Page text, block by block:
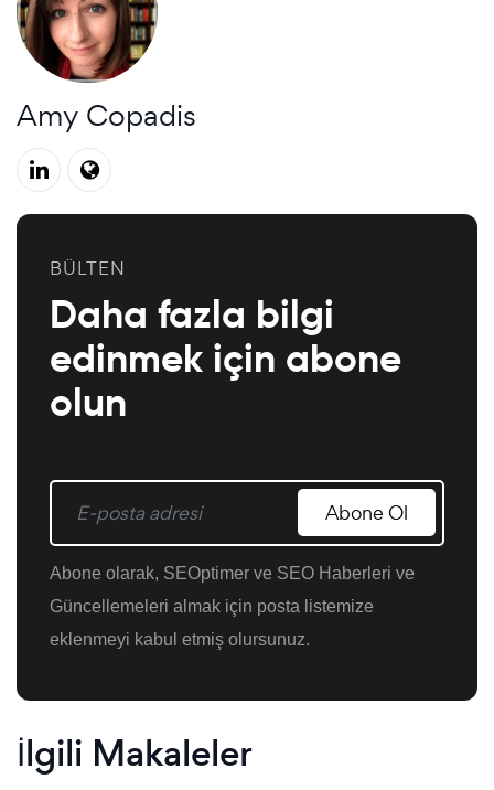
Amy Copadis
BÜLTEN
Daha fazla bilgi
edinmek için abone
olun
Abone Ol
Abone olarak, SEOptimer ve SEO Haberleri ve
Güncellemeleri almak için posta listemize
eklenmeyi kabul etmiş olursunuz.
İlgili Makaleler